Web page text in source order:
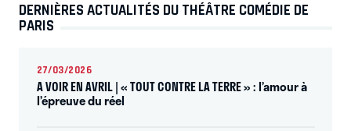
DERNIÈRES ACTUALITÉS DU THÉÂTRE COMÉDIE DE
PARIS
27/03/2026
A VOIR EN AVRIL | « TOUT CONTRE LA TERRE » : l’amour à
l’épreuve du réel